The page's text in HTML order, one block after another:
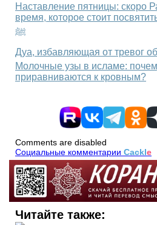
Наставление пятницы: скоро
время, которое стоит
ﷺ
Дуа, избавляющая от тревог
Молочные узы в исламе:
приравниваются к кровным?
Comments are disabled
Социальные комментарии Cackle
Читайте также: